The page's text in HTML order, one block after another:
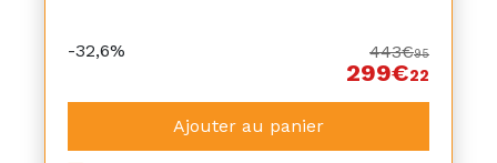
-32,6% 443€95
299€22
Ajouter au panier